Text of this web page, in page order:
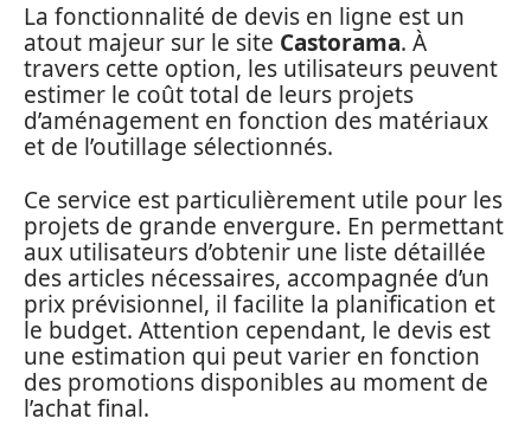
La fonctionnalité de devis en ligne est un
atout majeur sur le site Castorama. À
travers cette option, les utilisateurs peuvent
estimer le coût total de leurs projets
d’aménagement en fonction des matériaux
et de l’outillage sélectionnés.
Ce service est particulièrement utile pour les
projets de grande envergure. En permettant
aux utilisateurs d’obtenir une liste détaillée
des articles nécessaires, accompagnée d’un
prix prévisionnel, il facilite la planification et
le budget. Attention cependant, le devis est
une estimation qui peut varier en fonction
des promotions disponibles au moment de
l’achat final.